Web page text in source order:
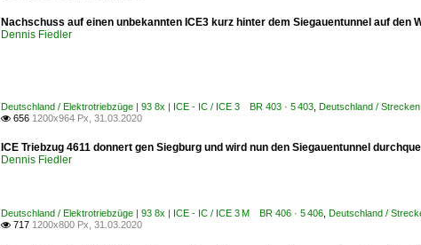
Nachschuss auf einen unbekannten ICE3 kurz hinter dem Siegauentunnel auf den
Dennis Fiedler
Deutschland / Elektrotriebzüge | 93 8x | ICE - IC / ICE 3 BR 403 · 5 403 Deutschland /
 656 1200x964 Px, 31.03.2020
ICE Triebzug 4611 donnert gen Siegburg und wird nun den Siegauentunnel
Dennis Fiedler
Deutschland / Elektrotriebzüge | 93 8x | ICE - IC / ICE 3 M BR 406 · 5 406 Deutschland /
 717 1200x800 Px, 31.03.2020